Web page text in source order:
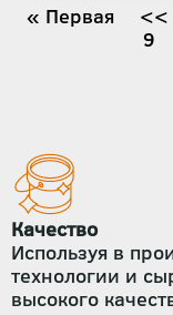
Нумерация
Первая
« Первая ←
<<
9
Качество
Используя в
технологии и
высокого